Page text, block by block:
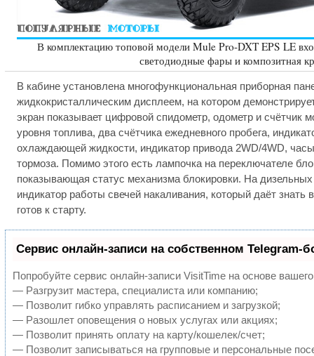
В комплектацию топовой модели Mule Pro-DXT EPS LE
светодиодные фары и композитная
В кабине установлена многофункциональная приборная
жидкокристаллическим дисплеем, на котором
экран показывает цифровой спидометр, одометр и счётчик
уровня топлива, два счётчика ежедневного пробега,
охлаждающей жидкости, индикатор привода 2WD/4WD, часы
тормоза. Помимо этого есть лампочка на переключателе
показывающая статус механизма блокировки. На
индикатор работы свечей накаливания, который даёт знать
готов к старту.
Сервис онлайн-записи на собственном Telegram-
Попробуйте сервис онлайн-записи VisitTime на основе
— Разгрузит мастера, специалиста или компанию;
— Позволит гибко управлять расписанием и загрузкой;
— Разошлет оповещения о новых услугах или акциях;
— Позволит принять оплату на карту/кошелек/счет;
— Позволит записываться на групповые и персональные